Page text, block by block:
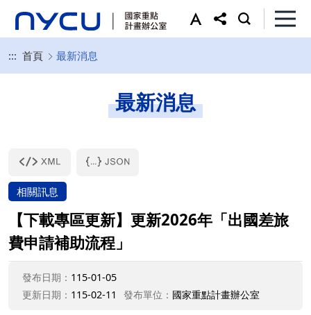
::: 首頁 最新消息
最新消息
相關訊息
【下載專區更新】更新2026年「出國差旅
費申請補助流程」
發布日期： 115-01-05
更新日期： 115-02-11 發布單位： 國家重點計畫辦公室